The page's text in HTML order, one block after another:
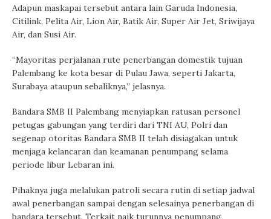
Adapun maskapai tersebut antara lain Garuda Indonesia,
Citilink, Pelita Air, Lion Air, Batik Air, Super Air Jet, Sriwijaya
Air, dan Susi Air.
“Mayoritas perjalanan rute penerbangan domestik tujuan
Palembang ke kota besar di Pulau Jawa, seperti Jakarta,
Surabaya ataupun sebaliknya,” jelasnya.
Bandara SMB II Palembang menyiapkan ratusan personel
petugas gabungan yang terdiri dari TNI AU, Polri dan
segenap otoritas Bandara SMB II telah disiagakan untuk
menjaga kelancaran dan keamanan penumpang selama
periode libur Lebaran ini.
Pihaknya juga melalukan patroli secara rutin di setiap jadwal
awal penerbangan sampai dengan selesainya penerbangan di